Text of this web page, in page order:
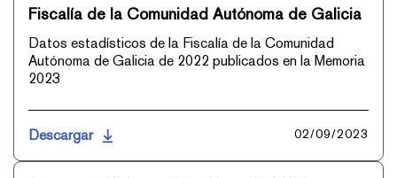
Fiscalía de la Comunidad Autónoma de Galicia
Datos estadísticos de la Fiscalía de la Comunidad
Autónoma de Galicia de 2022 publicados en la Memoria
2023
Descargar 02/09/2023